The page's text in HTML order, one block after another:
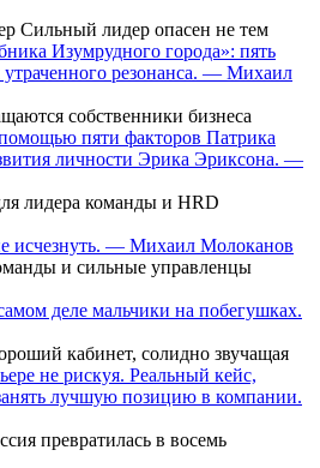
Сильный лидер опасен не тем
Изумрудного города»: пять
резонанса. — Михаил
собственники бизнеса
пяти факторов Патрика
личности Эрика Эриксона. —
лидера команды и HRD
исчезнуть. — Михаил Молоканов
и сильные управленцы
деле мальчики на побегушках.
кабинет, солидно звучащая
не рискуя. Реальный кейс,
лучшую позицию в компании.
превратилась в восемь